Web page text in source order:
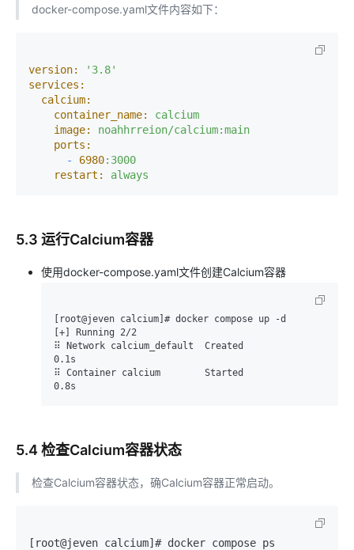
docker-compose.yaml文件内容如下：
version:
'3.8'
services:
calcium:
container_name:
calcium
image:
noahhrreion/calcium:main
ports:
-
6980:3000
restart:
always
5.3 运行Calcium容器
使用docker-compose.yaml文件创建Calcium容器
[root@jeven calcium]# docker compose up -d
[+] Running 2/2
⠿ Network calcium_default  Created
0.1s
⠿ Container calcium        Started
5.4 检查Calcium容器状态
检查Calcium容器状态，确Calcium容器正常启动。
[root@jeven calcium]# docker compose ps